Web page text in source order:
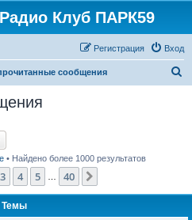
Клуб ПАРК59
Вход
Регистрация
сообщения
• Найдено более 1000 результатов
из 40
3 4 5 40
Темы